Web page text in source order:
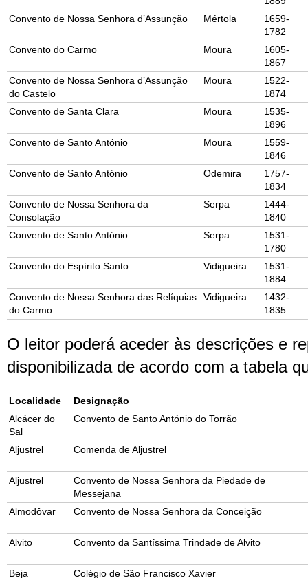
Convento de Nossa Senhora d’Assunção
Mértola
1659-
1782
Convento do Carmo
Moura
1605-
1867
Convento de Nossa Senhora d’Assunção
do Castelo
Moura
1522-
1874
Convento de Santa Clara
Moura
1535-
1896
Convento de Santo António
Moura
1559-
1846
Convento de Santo António
Odemira
1757-
1834
Convento de Nossa Senhora da
Consolação
Serpa
1444-
1840
Convento de Santo António
Serpa
1531-
1780
Convento do Espírito Santo
Vidigueira
1531-
1884
Convento de Nossa Senhora das Relíquias
do Carmo
Vidigueira
1432-
1835
O leitor poderá aceder às descrições e
disponibilizada de acordo com a tabela
Localidade
Designação
Alcácer do
Sal
Convento de Santo António do Torrão
Aljustrel Comenda de Aljustrel
Aljustrel
Convento de Nossa Senhora da Piedade de
Messejana
Almodôvar
Convento de Nossa Senhora da Conceição
Alvito Convento da Santíssima Trindade de Alvito
Beja Colégio de São Francisco Xavier